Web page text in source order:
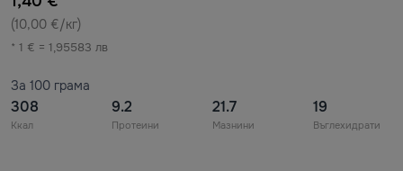
(10,00 €/кг)
* 1 € = 1,95583 лв
За 100 грама
308
Ккал
9.2
Протеини
21.7
Мазнини
19
Въглехидрати